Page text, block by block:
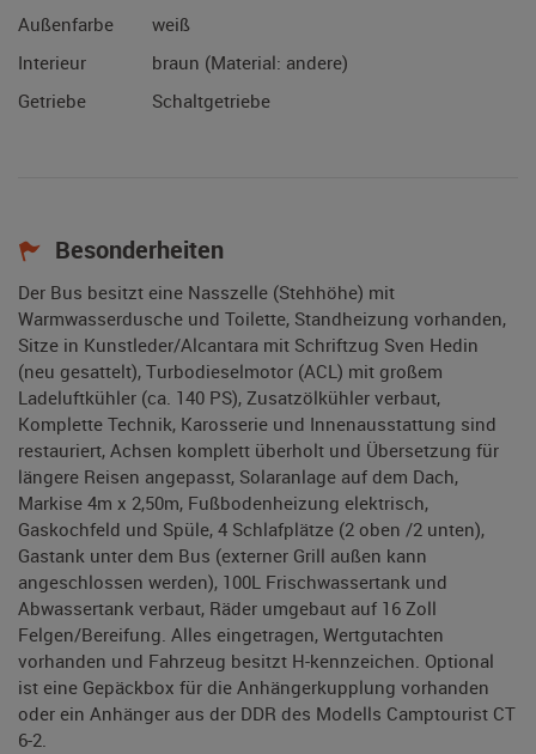
Außenfarbe
weiß
Interieur
braun (Material: andere)
Getriebe
Schaltgetriebe
Besonderheiten
Der Bus besitzt eine Nasszelle (Stehhöhe) mit
Warmwasserdusche und Toilette, Standheizung vorhanden,
Sitze in Kunstleder/Alcantara mit Schriftzug Sven Hedin
(neu gesattelt), Turbodieselmotor (ACL) mit großem
Ladeluftkühler (ca. 140 PS), Zusatzölkühler verbaut,
Komplette Technik, Karosserie und Innenausstattung sind
restauriert, Achsen komplett überholt und Übersetzung für
längere Reisen angepasst, Solaranlage auf dem Dach,
Markise 4m x 2,50m, Fußbodenheizung elektrisch,
Gaskochfeld und Spüle, 4 Schlafplätze (2 oben /2 unten),
Gastank unter dem Bus (externer Grill außen kann
angeschlossen werden), 100L Frischwassertank und
Abwassertank verbaut, Räder umgebaut auf 16 Zoll
Felgen/Bereifung. Alles eingetragen, Wertgutachten
vorhanden und Fahrzeug besitzt H-kennzeichen. Optional
ist eine Gepäckbox für die Anhängerkupplung vorhanden
oder ein Anhänger aus der DDR des Modells Camptourist CT
6-2.